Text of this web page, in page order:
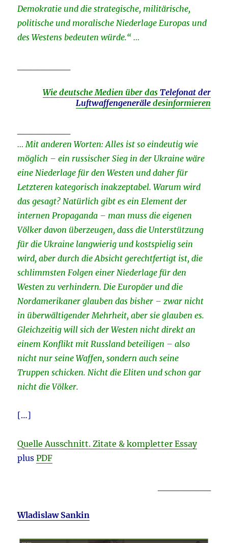
Demokratie und die strategische, militärische,
politische und moralische Niederlage Europas und
des Westens bedeuten würde.“ …
Wie deutsche Medien über das Telefonat der
Luftwaffengeneräledesinformieren
… Mit anderen Worten: Alles ist so eindeutig wie
möglich – ein russischer Sieg in der Ukraine wäre
eine Niederlage für den Westen und daher für
Letzteren kategorisch inakzeptabel. Warum wird
das gesagt? Natürlich gibt es ein Element der
internen Propaganda – man muss die eigenen
Völker davon überzeugen, dass die Unterstützung
für die Ukraine langwierig und kostspielig sein
wird, aber durch die Absicht gerechtfertigt ist, die
schlimmsten Folgen einer Niederlage für den
Westen zu verhindern. Die Europäer und die
Nordamerikaner glauben das bisher – zwar nicht
in überwältigender Mehrheit, aber sie glauben es.
Gleichzeitig will sich der Westen nicht direkt an
einem Konflikt mit Russland beteiligen – also
nicht nur seine Waffen, sondern auch seine
Truppen schicken. Nicht die Eliten und schon gar
nicht die Völker.
[…]
Quelle Ausschnitt. Zitate & kompletter Essay
plusPDF
Wladislaw Sankin